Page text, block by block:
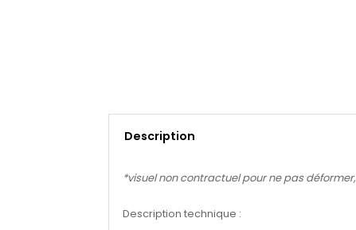
Description
*visuel non contractuel pour ne pas
Description technique :